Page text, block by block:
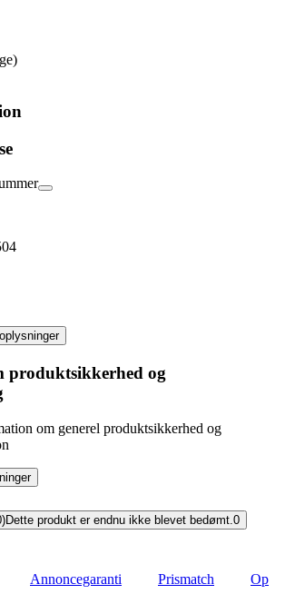
produktsikkerhed og
om generel produktsikkerhed og
Dette produkt er endnu ikke blevet bedømt. 0
Annoncegaranti Prismatch
Op